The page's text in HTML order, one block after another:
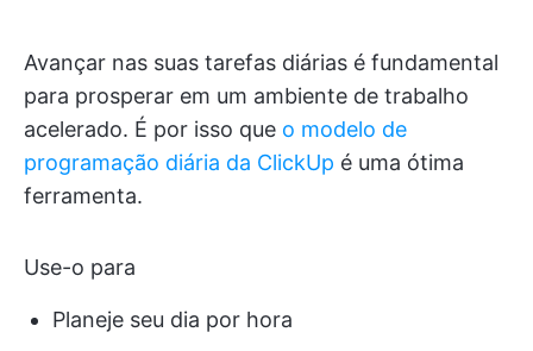
Avançar nas suas tarefas diárias é fundamental
para prosperar em um ambiente de trabalho
acelerado. É por isso que o modelo de
programação diária da ClickUp é uma ótima
ferramenta.
Use-o para
Planeje seu dia por hora